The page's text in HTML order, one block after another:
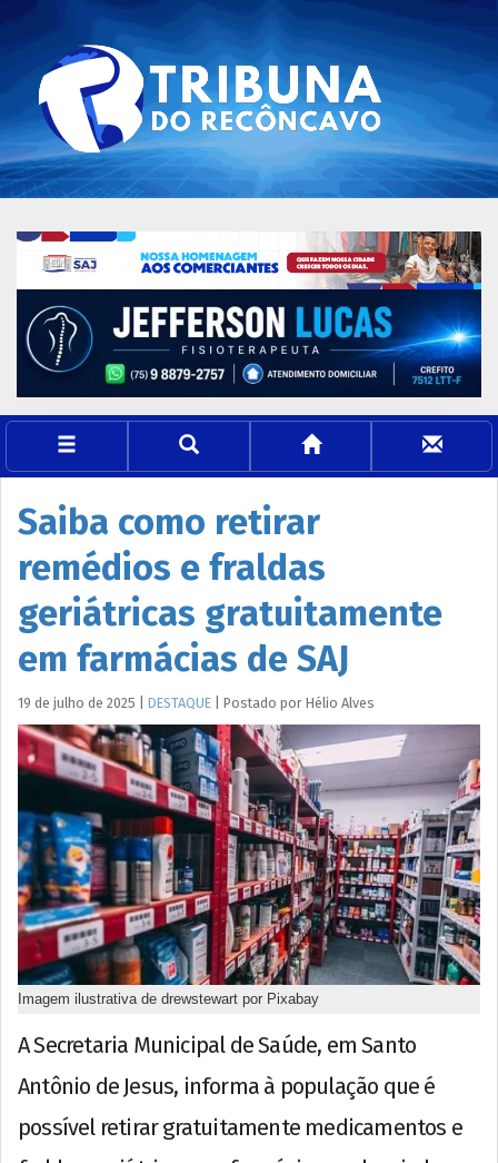
Saiba como retirar
remédios e fraldas
geriátricas gratuitamente
em farmácias de SAJ
19 de julho de 2025 DESTAQUE Postado por Hélio Alves
Imagem ilustrativa de drewstewart por Pixabay
A Secretaria Municipal de Saúde, em Santo
Antônio de Jesus, informa à população que é
possível retirar gratuitamente medicamentos e